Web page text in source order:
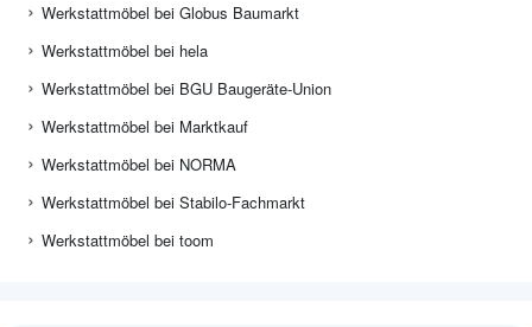
Werkstattmöbel bei Globus Baumarkt
Werkstattmöbel bei hela
Werkstattmöbel bei BGU Baugeräte-Union
Werkstattmöbel bei Marktkauf
Werkstattmöbel bei NORMA
Werkstattmöbel bei Stabilo-Fachmarkt
Werkstattmöbel bei toom